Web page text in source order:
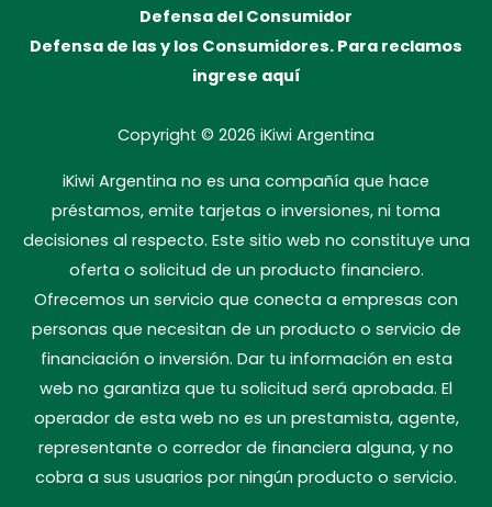
Defensa del Consumidor
Defensa de las y los Consumidores. Para reclamos
ingrese aquí
Copyright © 2026 iKiwi Argentina
iKiwi Argentina no es una compañía que hace
préstamos, emite tarjetas o inversiones, ni toma
decisiones al respecto. Este sitio web no constituye una
oferta o solicitud de un producto financiero.
Ofrecemos un servicio que conecta a empresas con
personas que necesitan de un producto o servicio de
financiación o inversión. Dar tu información en esta
web no garantiza que tu solicitud será aprobada. El
operador de esta web no es un prestamista, agente,
representante o corredor de financiera alguna, y no
cobra a sus usuarios por ningún producto o servicio.